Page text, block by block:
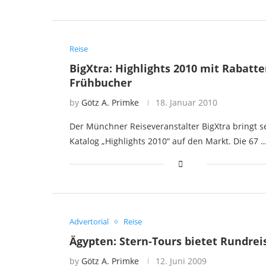
Reise
BigXtra: Highlights 2010 mit
Frühbucher
by Götz A. Primke 18. Januar 2010
Der Münchner Reiseveranstalter BigXtra bringt
Katalog „Highlights 2010“ auf den Markt. Die 67 …
Advertorial Reise
Ägypten: Stern-Tours bietet
by Götz A. Primke 12. Juni 2009